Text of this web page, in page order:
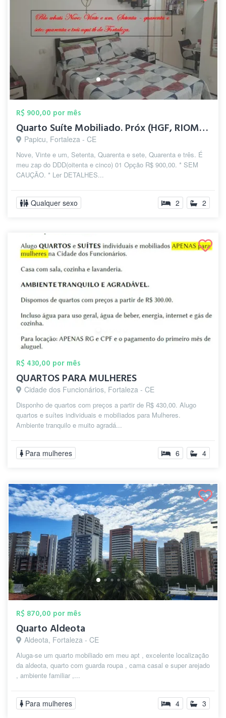
R$ 900,00 por mês
Quarto Suíte Mobiliado. Próx (HGF, RIOMA...
Papicu, Fortaleza - CE
Nove, Vinte e um, Setenta, Quarenta e sete, Quarenta e três. É
meu zap do DDD(oitenta e cinco) 01 Opção R$ 900,00. * SEM
CAUÇÃO. * Ler DETALHES...
Qualquer sexo 2 2
R$ 430,00 por mês
QUARTOS PARA MULHERES
Cidade dos Funcionários, Fortaleza - CE
Disponho de quartos com preços a partir de R$ 430,00. Alugo
quartos e suítes individuais e mobiliados para Mulheres.
Ambiente tranquilo e muito agradá...
Para mulheres 6 4
R$ 870,00 por mês
Quarto Aldeota
Aldeota, Fortaleza - CE
Aluga-se um quarto mobiliado em meu apt , excelente localização
da aldeota, quarto com guarda roupa , cama casal e super arejado
, ambiente familiar ,...
Para mulheres 4 3